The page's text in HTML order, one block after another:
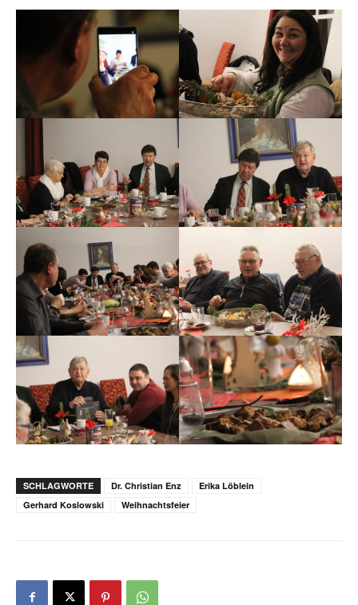
SCHLAGWORTE Dr. Christian Enz
Erika Löblein
Gerhard Koslowski
Weihnachtsfeier